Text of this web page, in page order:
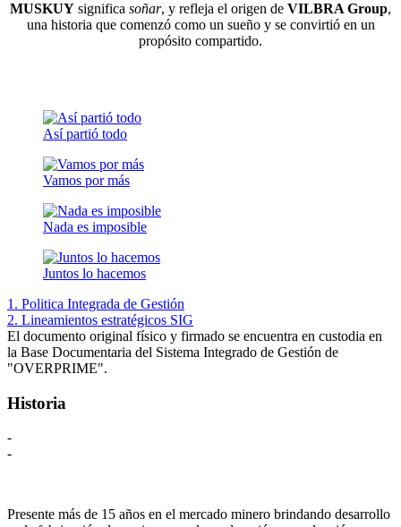
MUSKUY significa soñar, y refleja el origen de VILBRA Group,
una historia que comenzó como un sueño y se convirtió en un
propósito compartido.
Así partió todo
Vamos por más
Nada es imposible
Juntos lo hacemos
1. Politica Integrada de Gestión
2. Lineamientos estratégicos SIG
El documento original físico y firmado se encuentra en custodia en
la Base Documentaria del Sistema Integrado de Gestión de
"OVERPRIME".
Historia
-
-
Presente más de 15 años en el mercado minero brindando desarrollo